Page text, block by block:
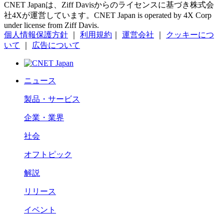
CNET Japanは、Ziff Davisからのライセンスに基づき株式会
社4Xが運営しています。CNET Japan is operated by 4X Corp
under license from Ziff Davis.
個人情報保護方針
利用規約 運営会社
クッキーにつ
いて
広告について
ニュース
製品・サービス
企業・業界
社会
オフトピック
解説
リリース
イベント